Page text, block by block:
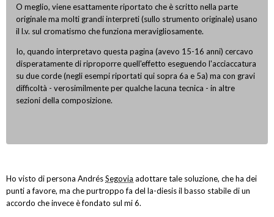
O meglio, viene esattamente riportato che è scritto nella parte
originale ma molti grandi interpreti (sullo strumento originale) usano
il l.v. sul cromatismo che funziona meravigliosamente.
Io, quando interpretavo questa pagina (avevo 15-16 anni) cercavo
disperatamente di riproporre quell'effetto eseguendo l'acciaccatura
su due corde (negli esempi riportati qui sopra 6a e 5a) ma con gravi
difficoltà - verosimilmente per qualche lacuna tecnica - in altre
sezioni della composizione.
Ho visto di persona AndrésSegovia adottare tale soluzione, che ha dei
punti a favore, ma che purtroppo fa del la-diesis il basso stabile di un
accordo che invece è fondato sul mi 6.